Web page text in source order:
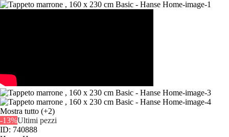
Mostra tutto (+2)
-13%Ultimi pezzi
ID: 740888